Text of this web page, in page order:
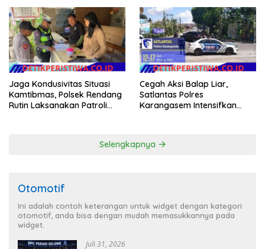
Bersih Pantai
Jaga Kondusivitas Situasi
Kamtibmas, Polsek Rendang
Rutin Laksanakan Patroli
Cegah Aksi Balap Liar,
Satlantas Polres
Karangasem Intensifkan
Selengkapnya
Otomotif
Ini adalah contoh keterangan untuk widget dengan kategori
otomotif, anda bisa dengan mudah memasukkannya pada
widget.
Juli 31, 2026